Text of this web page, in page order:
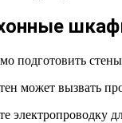
подготовить
может вызвать